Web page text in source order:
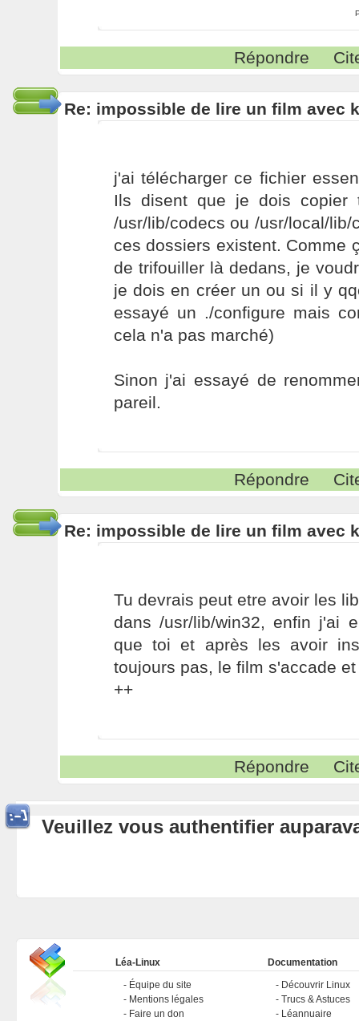
Répondre
Re: impossible de lire un film avec
j'ai télécharger ce fichier
Ils disent que je dois copier
/usr/lib/codecs ou /usr/local/
ces dossiers existent. Comme
de trifouiller là dedans, je
je dois en créer un ou si il y
essayé un ./configure mais
cela n'a pas marché)
Sinon j'ai essayé de
pareil.
Répondre
Re: impossible de lire un film avec
Tu devrais peut etre avoir les
dans /usr/lib/win32, enfin j'ai
que toi et après les avoir
toujours pas, le film s'accade
++
Répondre
Veuillez vous authentifier
Léa-Linux
Équipe du site
Mentions légales
Faire un don
Documentation
Découvrir Linux
Trucs & Astuces
Léannuaire